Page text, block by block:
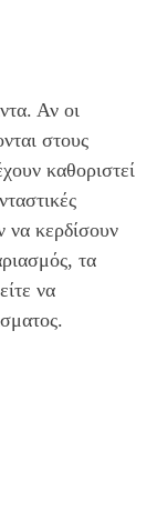
Αν οι
στους
καθοριστεί
να κερδίσουν
τα
να